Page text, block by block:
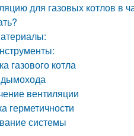
для газовых котлов в
газового котла
вентиляции
герметичности
системы